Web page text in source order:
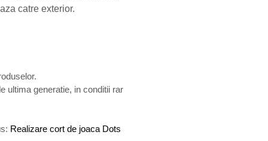
catre exterior.
ultima generatie, in conditii rar
Realizare cort de joaca Dots